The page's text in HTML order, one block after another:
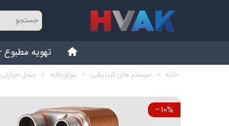
تهویه مطبوع
خانه > سیستم های گرمایشی > موتورخانه > مبدل حرارتی
‎−10%